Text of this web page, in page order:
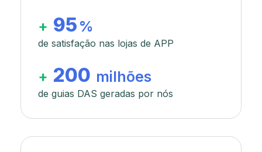
+ 95 %
de satisfação nas lojas de APP
+ 200 milhões
de guias DAS geradas por nós